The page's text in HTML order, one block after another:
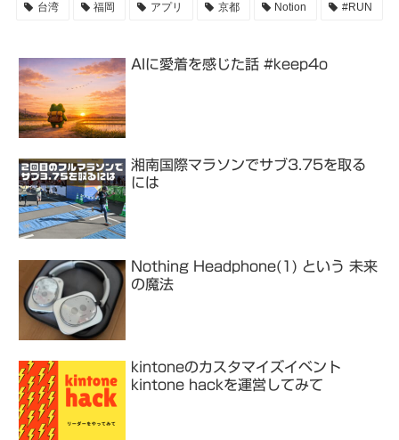
台湾 福岡 アプリ 京都 Notion #RUN
AIに愛着を感じた話 #keep4o
湘南国際マラソンでサブ3.75を取る
には
Nothing Headphone(1) という 未来
の魔法
kintoneのカスタマイズイベント
kintone hackを運営してみて